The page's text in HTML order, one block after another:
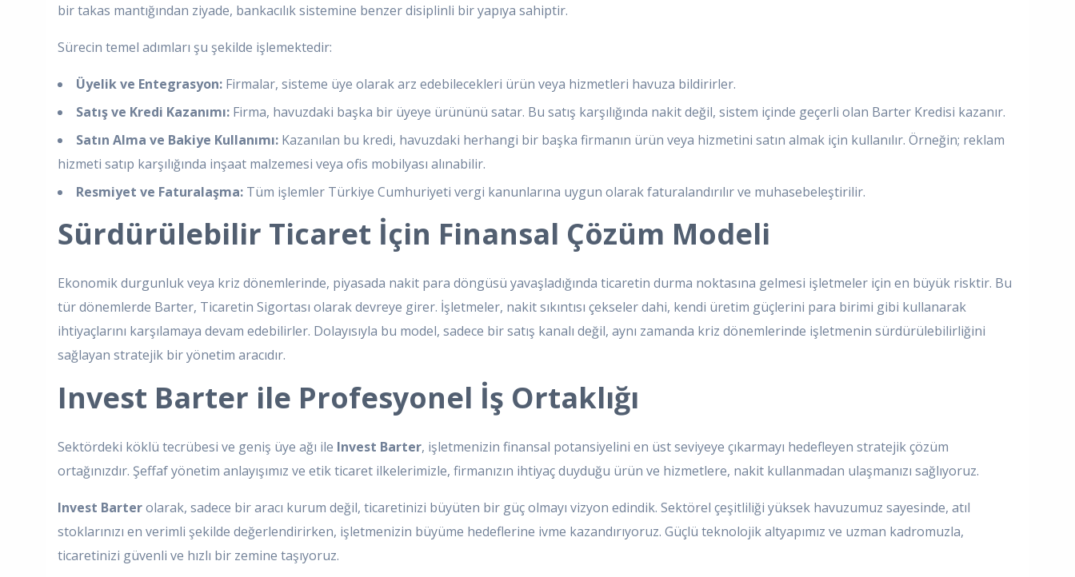
bir takas mantığından ziyade, bankacılık sistemine benzer disiplinli bir yapıya sahiptir.
Sürecin temel adımları şu şekilde işlemektedir:
Üyelik ve Entegrasyon: Firmalar, sisteme üye olarak arz edebilecekleri ürün veya hizmetleri havuza bildirirler.
Satış ve Kredi Kazanımı: Firma, havuzdaki başka bir üyeye ürününü satar. Bu satış karşılığında nakit değil, sistem içinde geçerli olan Barter Kredisi kazanır.
Satın Alma ve Bakiye Kullanımı: Kazanılan bu kredi, havuzdaki herhangi bir başka firmanın ürün veya hizmetini satın almak için kullanılır. Örneğin; reklam
hizmeti satıp karşılığında inşaat malzemesi veya ofis mobilyası alınabilir.
Resmiyet ve Faturalaşma: Tüm işlemler Türkiye Cumhuriyeti vergi kanunlarına uygun olarak faturalandırılır ve muhasebeleştirilir.
Sürdürülebilir Ticaret İçin Finansal Çözüm Modeli
Ekonomik durgunluk veya kriz dönemlerinde, piyasada nakit para döngüsü yavaşladığında ticaretin durma noktasına gelmesi işletmeler için en büyük risktir. Bu
tür dönemlerde Barter, Ticaretin Sigortası olarak devreye girer. İşletmeler, nakit sıkıntısı çekseler dahi, kendi üretim güçlerini para birimi gibi kullanarak
ihtiyaçlarını karşılamaya devam edebilirler. Dolayısıyla bu model, sadece bir satış kanalı değil, aynı zamanda kriz dönemlerinde işletmenin sürdürülebilirliğini
sağlayan stratejik bir yönetim aracıdır.
Invest Barter ile Profesyonel İş Ortaklığı
Sektördeki köklü tecrübesi ve geniş üye ağı ile Invest Barter, işletmenizin finansal potansiyelini en üst seviyeye çıkarmayı hedefleyen stratejik çözüm
ortağınızdır. Şeffaf yönetim anlayışımız ve etik ticaret ilkelerimizle, firmanızın ihtiyaç duyduğu ürün ve hizmetlere, nakit kullanmadan ulaşmanızı sağlıyoruz.
Invest Barterolarak, sadece bir aracı kurum değil, ticaretinizi büyüten bir güç olmayı vizyon edindik. Sektörel çeşitliliği yüksek havuzumuz sayesinde, atıl
stoklarınızı en verimli şekilde değerlendirirken, işletmenizin büyüme hedeflerine ivme kazandırıyoruz. Güçlü teknolojik altyapımız ve uzman kadromuzla,
ticaretinizi güvenli ve hızlı bir zemine taşıyoruz.